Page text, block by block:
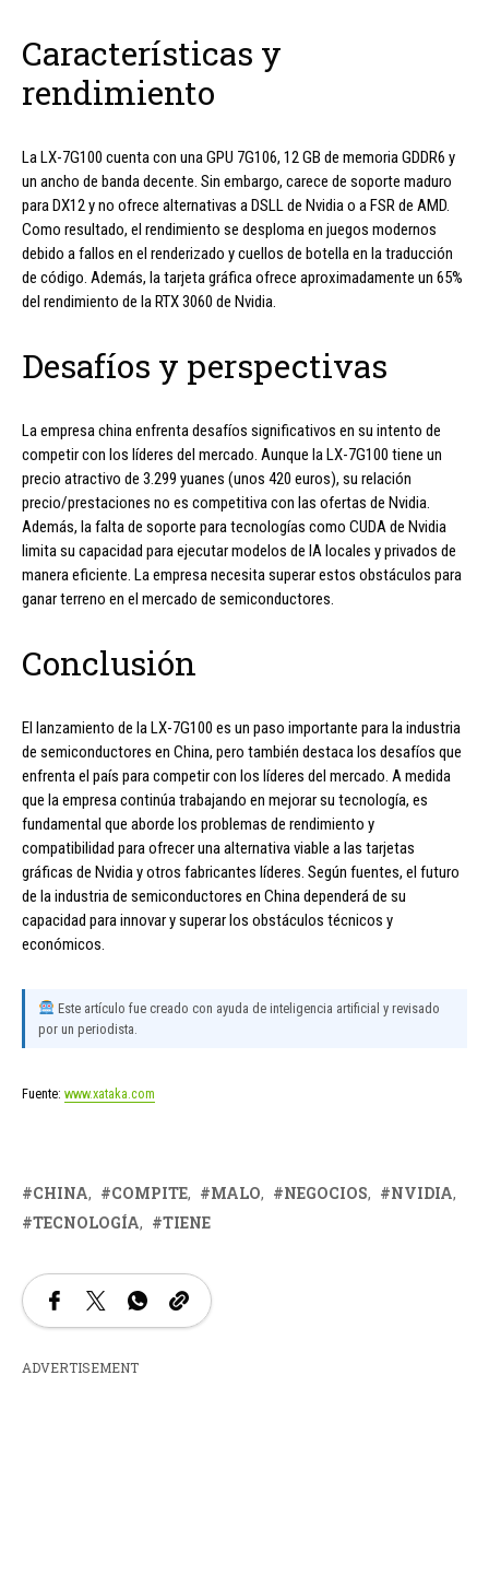
Características y
rendimiento
La LX-7G100 cuenta con una GPU 7G106, 12 GB de memoria GDDR6 y
un ancho de banda decente. Sin embargo, carece de soporte maduro
para DX12 y no ofrece alternativas a DSLL de Nvidia o a FSR de AMD.
Como resultado, el rendimiento se desploma en juegos modernos
debido a fallos en el renderizado y cuellos de botella en la traducción
de código. Además, la tarjeta gráfica ofrece aproximadamente un 65%
del rendimiento de la RTX 3060 de Nvidia.
Desafíos y perspectivas
La empresa china enfrenta desafíos significativos en su intento de
competir con los líderes del mercado. Aunque la LX-7G100 tiene un
precio atractivo de 3.299 yuanes (unos 420 euros), su relación
precio/prestaciones no es competitiva con las ofertas de Nvidia.
Además, la falta de soporte para tecnologías como CUDA de Nvidia
limita su capacidad para ejecutar modelos de IA locales y privados de
manera eficiente. La empresa necesita superar estos obstáculos para
ganar terreno en el mercado de semiconductores.
Conclusión
El lanzamiento de la LX-7G100 es un paso importante para la industria
de semiconductores en China, pero también destaca los desafíos que
enfrenta el país para competir con los líderes del mercado. A medida
que la empresa continúa trabajando en mejorar su tecnología, es
fundamental que aborde los problemas de rendimiento y
compatibilidad para ofrecer una alternativa viable a las tarjetas
gráficas de Nvidia y otros fabricantes líderes. Según fuentes, el futuro
de la industria de semiconductores en China dependerá de su
capacidad para innovar y superar los obstáculos técnicos y
económicos.
Este artículo fue creado con ayuda de inteligencia artificial y revisado
por un periodista.
Fuente: www.xataka.com
CHINA COMPITE MALO NEGOCIOS
NVIDIA
TECNOLOGÍA
TIENE
ADVERTISEMENT